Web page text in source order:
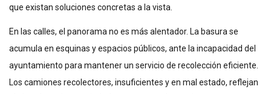
que existan soluciones concretas a la vista.
En las calles, el panorama no es más alentador. La basura se
acumula en esquinas y espacios públicos, ante la incapacidad del
ayuntamiento para mantener un servicio de recolección eficiente.
Los camiones recolectores, insuficientes y en mal estado, reflejan